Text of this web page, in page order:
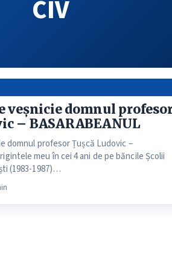
CIV
veșnicie domnul
– BASARABEANUL
domnul profesor Țușcă Ludovic –
meu în cei 4 ani de pe băncile Școlii
(1983-1987)…